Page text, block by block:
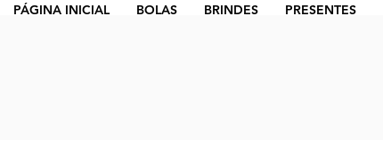
PÁGINA INICIAL BOLAS BRINDES PRESENTES